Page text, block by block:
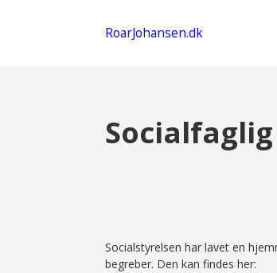
RoarJohansen.dk
Socialstyrelsen har lavet en
begreber. Den kan findes her: